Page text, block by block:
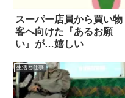
スーパー店員から買い物
客へ向けた『あるお願
い』が…嬉しい
生活と仕事